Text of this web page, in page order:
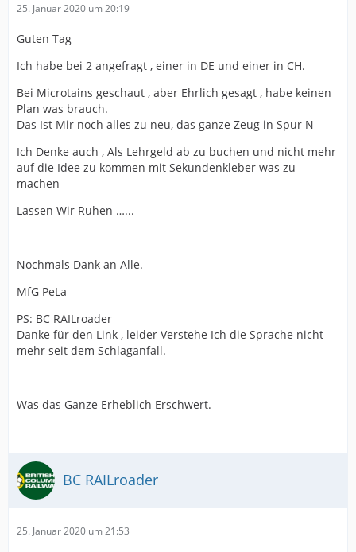
25. Januar 2020 um 20:19
Guten Tag
Ich habe bei 2 angefragt , einer in DE und einer in CH.
Bei Microtains geschaut , aber Ehrlich gesagt , habe keinen
Plan was brauch.
Das Ist Mir noch alles zu neu, das ganze Zeug in Spur N
Ich Denke auch , Als Lehrgeld ab zu buchen und nicht mehr
auf die Idee zu kommen mit Sekundenkleber was zu
machen
Lassen Wir Ruhen …...
Nochmals Dank an Alle.
MfG PeLa
PS: BC RAILroader
Danke für den Link , leider Verstehe Ich die Sprache nicht
mehr seit dem Schlaganfall.
Was das Ganze Erheblich Erschwert.
BC RAILroader
25. Januar 2020 um 21:53